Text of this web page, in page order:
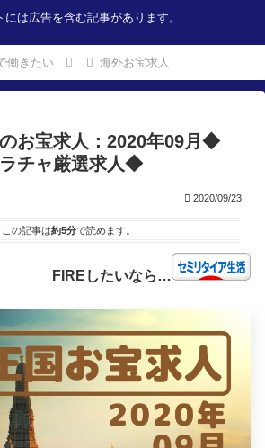
は広告を含む記事があります。
働きたい 海外お宝求人
のお宝求人：2020年09月◆
チャ厳選求人◆
2020/09/23
この記事は約5分で読めます。
FIREしたいなら…